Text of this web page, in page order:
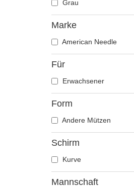
Grau
Marke
American Needle
Für
Erwachsener
Form
Andere Mützen
Schirm
Kurve
Mannschaft